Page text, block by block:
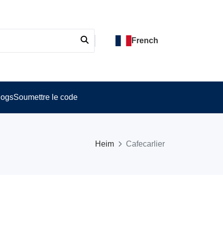
French
Soumettre le code
Heim Cafecarlier